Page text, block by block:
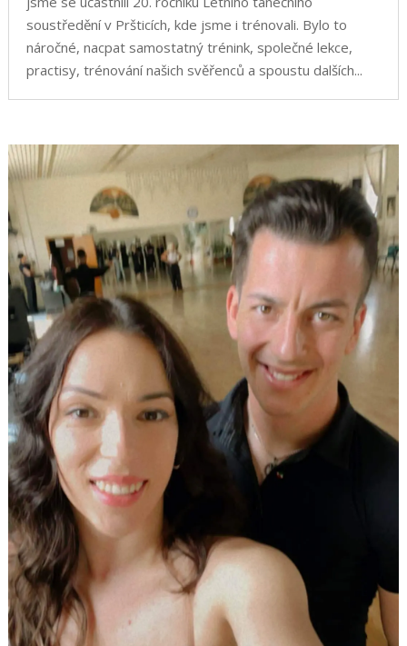
soustředění v Pršticích, kde jsme i trénovali. Bylo to
náročné, nacpat samostatný trénink, společné lekce,
practisy, trénování našich svěřenců a spoustu dalších...